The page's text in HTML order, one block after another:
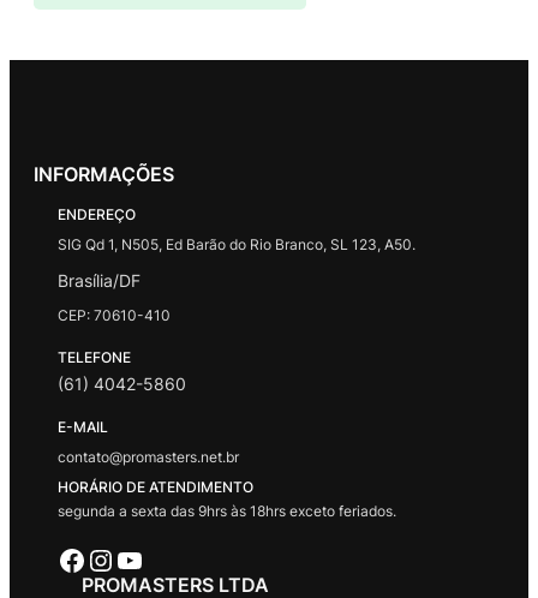
INFORMAÇÕES
ENDEREÇO
SIG Qd 1, N505, Ed Barão do Rio Branco, SL 123, A50.
Brasília/DF
CEP: 70610-410
TELEFONE
(61) 4042-5860
E-MAIL
contato@promasters.net.br
HORÁRIO DE ATENDIMENTO
segunda a sexta das 9hrs às 18hrs exceto feriados.
Facebook Instagram Youtube
PROMASTERS LTDA